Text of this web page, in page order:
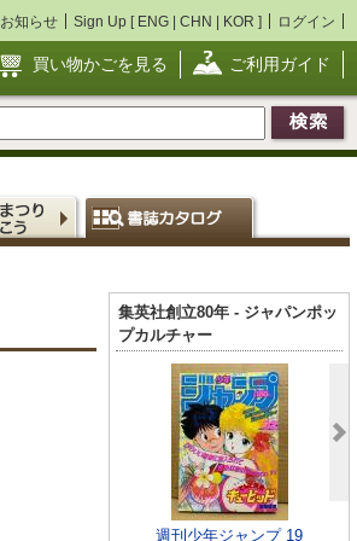
お知らせ Sign Up [ ENG | CHN | KOR ] ログイン
買い物かごを見る ご利用ガイド
集英社創立80年 - ジャパンポッ
プカルチャー
週刊少年ジャンプ 19